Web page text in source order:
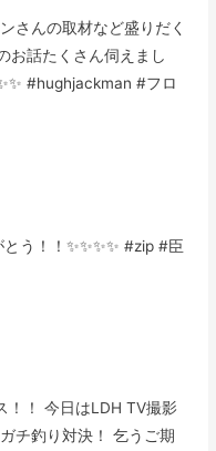
さんの取材など盛りだく
お話たくさん伺えまし
#hughjackman #フロ
う！！✨✨✨✨ #zip #臣
！！ 今日はLDH TV撮影
チ釣り対決！ 乞うご期